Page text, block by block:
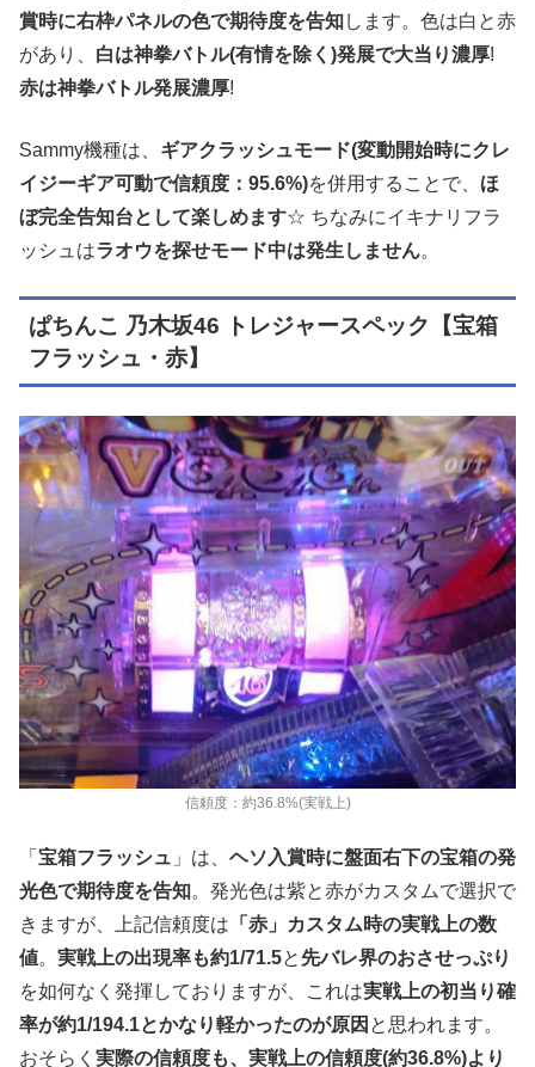
賞時に右枠パネルの色で期待度を告知します。色は白と赤
があり、 白は神拳バトル(有情を除く)発展で大当り濃厚!
赤は神拳バトル発展濃厚!
Sammy機種は、 ギアクラッシュモード(変動開始時にクレ
イジーギア可動で信頼度：95.6%)を併用することで、 ほ
ぼ完全告知台として楽しめます☆ ちなみにイキナリフラ
ッシュはラオウを探せモード中は発生しません。
ぱちんこ 乃木坂46 トレジャースペック【宝箱
フラッシュ・赤】
信頼度：約36.8%(実戦上)
「 宝箱フラッシュ 」は、 ヘソ入賞時に盤面右下の宝箱の発
光色で期待度を告知。発光色は紫と赤がカスタムで選択で
きますが、上記信頼度は 「赤」カスタム時の実戦上の数
値。 実戦上の出現率も約1/71.5と 先バレ界のおさせっぷり
を如何なく発揮しておりますが、これは実戦上の初当り確
率が約1/194.1とかなり軽かったのが原因 と思われます。
おそらく 実際の信頼度も、実戦上の信頼度(約36.8%)より